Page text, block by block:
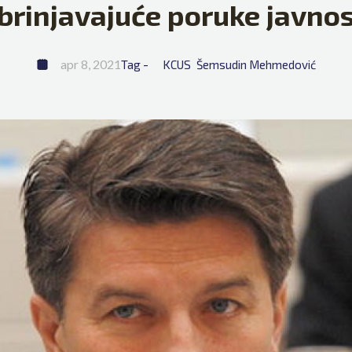
poruke
apr 8, 2021Tag - KCUS Šemsudin Mehmedović